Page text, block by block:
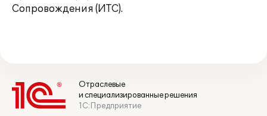
Сопровождения (ИТС).
Отраслевые
и специализированные решения
1С:Предприятие